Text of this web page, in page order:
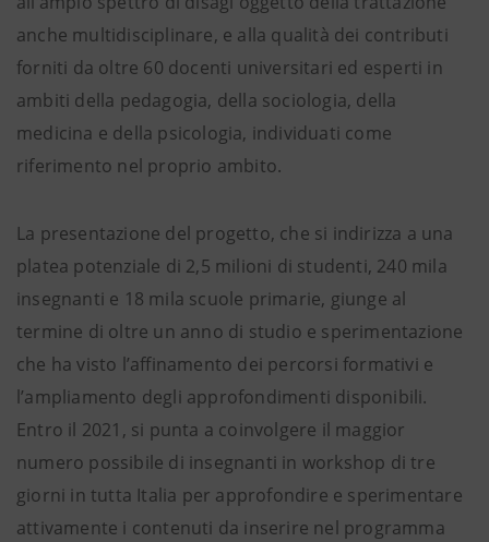
anche multidisciplinare, e alla qualità dei contributi
forniti da oltre 60 docenti universitari ed esperti in
ambiti della pedagogia, della sociologia, della
medicina e della psicologia, individuati come
riferimento nel proprio ambito.
La presentazione del progetto, che si indirizza a una
platea potenziale di 2,5 milioni di studenti, 240 mila
insegnanti e 18 mila scuole primarie, giunge al
termine di oltre un anno di studio e sperimentazione
che ha visto l’affinamento dei percorsi formativi e
l’ampliamento degli approfondimenti disponibili.
Entro il 2021, si punta a coinvolgere il maggior
numero possibile di insegnanti in workshop di tre
giorni in tutta Italia per approfondire e sperimentare
attivamente i contenuti da inserire nel programma